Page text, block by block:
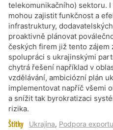
telekomunikačního) sektoru.
mohou zajistit funkčnost a
infrastruktury,
proaktivně plánovat
českých firem již tento zájem
spolupráci s ukrajinskými
chytrá řešení například v
vzdělávání, ambiciózní plán
implementovat napříč všemi
a snížit tak byrokratizaci
rizika.
Štítky Ukrajina, Podpora exportu